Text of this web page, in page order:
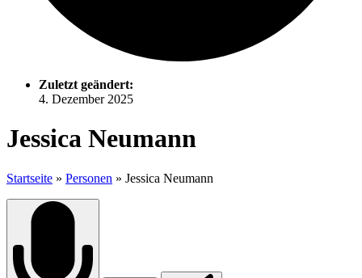
Zuletzt geändert:
4. Dezember 2025
Jessica Neumann
Startseite » Personen » Jessica Neumann